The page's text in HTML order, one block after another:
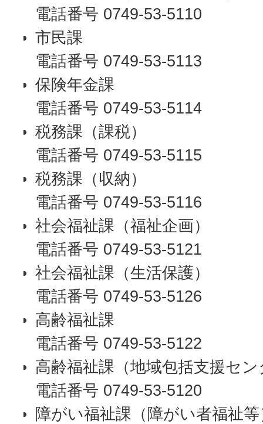
電話番号 0749-53-5110
市民課
電話番号 0749-53-5113
保険年金課
電話番号 0749-53-5114
税務課（課税）
電話番号 0749-53-5115
税務課（収納）
電話番号 0749-53-5116
社会福祉課（福祉企画）
電話番号 0749-53-5121
社会福祉課（生活保護）
電話番号 0749-53-5126
高齢福祉課
電話番号 0749-53-5122
高齢福祉課（地域包括支援セン
電話番号 0749-53-5120
障がい福祉課（障がい者福祉等